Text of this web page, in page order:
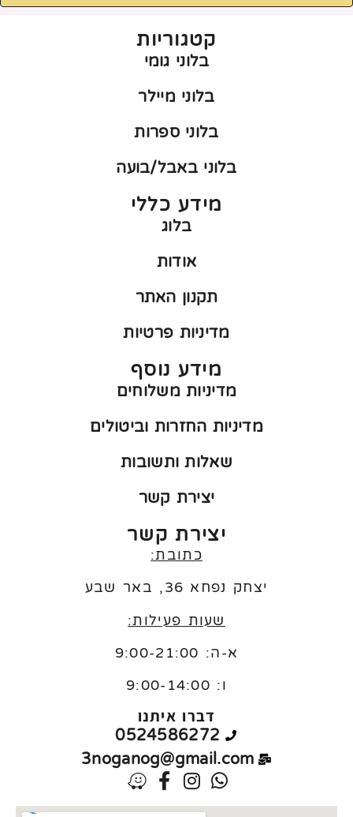
קטגוריות
בלוני גומי
בלוני מיילר
בלוני ספרות
בלוני באבל/בועה
מידע כללי
בלוג
אודות
תקנון האתר
מדיניות פרטיות
מידע נוסף
מדיניות משלוחים
מדיניות החזרות וביטולים
שאלות ותשובות
יצירת קשר
יצירת קשר
כתובת:
יצחק נפחא 36, באר שבע
שעות פעילות:
א-ה: 9:00-21:00
ו: 9:00-14:00
דברו איתנו
0524586272
3noganog@gmail.com